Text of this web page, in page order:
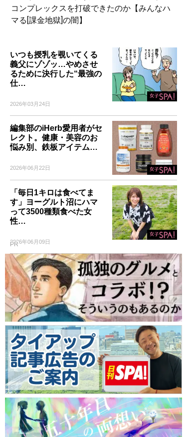
コンプレックスを打破できたのか【みんなハ
マる[課金地獄]の闇】
いつも授乳を覗いてくる
義父にゾゾッ…やめさせ
るために決行した“最強の
仕…
2026年03月24日
編集部のiHerb愛用者がセ
レクト。健康・美容のお
悩み別、鉄板アイテム…
2026年06月22日
「毎日1キロは食べてま
す」ヨーグルト沼にハマ
って3500種類食べた女
性…
2026年06月09日
PR